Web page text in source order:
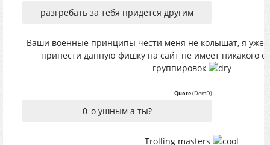
разгребать за тебя придется другим
Ваши военные принципы чести меня не колышат, я уже
принести данную фишку на сайт не имеет никакого
группировок
Quote(DemD)
0_о ушным а ты?
Trolling masters